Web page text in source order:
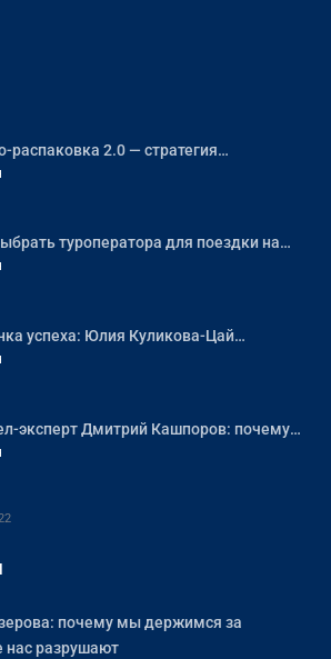
распаковка 2.0 — стратегия…
туроператора для поездки на…
успеха: Юлия Куликова-Цай…
эксперт Дмитрий Кашпоров: почему…
почему мы держимся за
нас разрушают